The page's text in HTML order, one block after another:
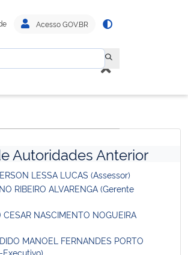
Acesso GOV.BR
Autoridades Anterior
LESSA LUCAS (Assessor)
RIBEIRO ALVARENGA (Gerente
CESAR NASCIMENTO NOGUEIRA
MANOEL FERNANDES PORTO